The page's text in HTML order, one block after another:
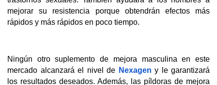
mejorar su resistencia porque obtendrán efectos más
rápidos y más rápidos en poco tiempo.
Ningún otro suplemento de mejora masculina en este
mercado alcanzará el nivel de Nexagen y le garantizará
los resultados deseados. Además, las píldoras de mejora